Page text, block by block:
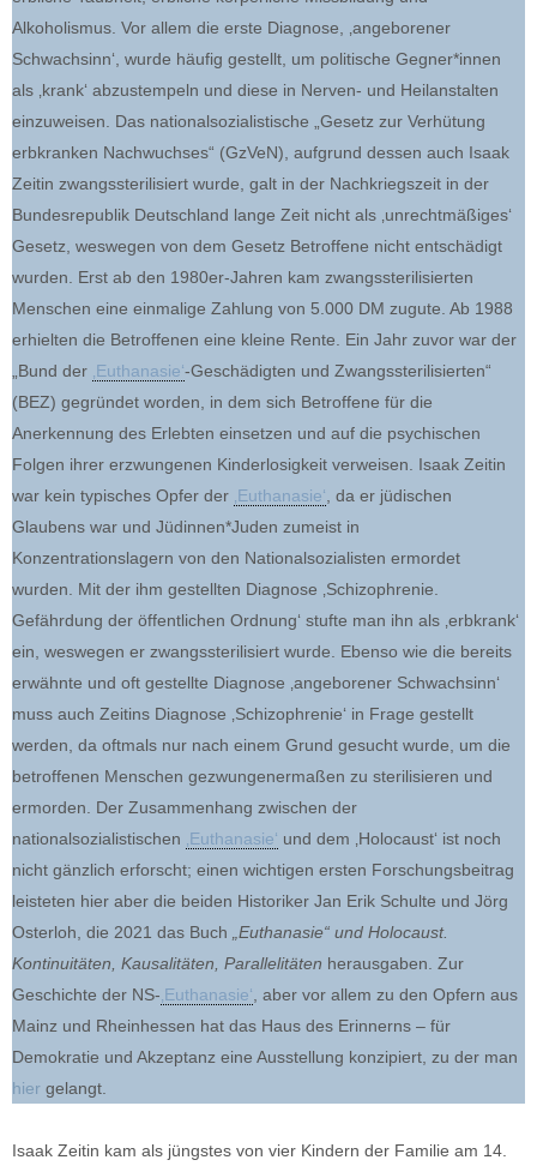
Alkoholismus. Vor allem die erste Diagnose, ‚angeborener
Schwachsinn‘, wurde häufig gestellt, um politische Gegner*innen
als ‚krank‘ abzustempeln und diese in Nerven- und Heilanstalten
einzuweisen. Das nationalsozialistische „Gesetz zur Verhütung
erbkranken Nachwuchses“ (GzVeN), aufgrund dessen auch Isaak
Zeitin zwangssterilisiert wurde, galt in der Nachkriegszeit in der
Bundesrepublik Deutschland lange Zeit nicht als ‚unrechtmäßiges‘
Gesetz, weswegen von dem Gesetz Betroffene nicht entschädigt
wurden. Erst ab den 1980er-Jahren kam zwangssterilisierten
Menschen eine einmalige Zahlung von 5.000 DM zugute. Ab 1988
erhielten die Betroffenen eine kleine Rente. Ein Jahr zuvor war der
„Bund der ‚Euthanasie‘-Geschädigten und Zwangssterilisierten“
(BEZ) gegründet worden, in dem sich Betroffene für die
Anerkennung des Erlebten einsetzen und auf die psychischen
Folgen ihrer erzwungenen Kinderlosigkeit verweisen. Isaak Zeitin
war kein typisches Opfer der ‚Euthanasie‘, da er jüdischen
Glaubens war und Jüdinnen*Juden zumeist in
Konzentrationslagern von den Nationalsozialisten ermordet
wurden. Mit der ihm gestellten Diagnose ‚Schizophrenie.
Gefährdung der öffentlichen Ordnung‘ stufte man ihn als ‚erbkrank‘
ein, weswegen er zwangssterilisiert wurde. Ebenso wie die bereits
erwähnte und oft gestellte Diagnose ‚angeborener Schwachsinn‘
muss auch Zeitins Diagnose ‚Schizophrenie‘ in Frage gestellt
werden, da oftmals nur nach einem Grund gesucht wurde, um die
betroffenen Menschen gezwungenermaßen zu sterilisieren und
ermorden. Der Zusammenhang zwischen der
nationalsozialistischen ‚Euthanasie‘ und dem ‚Holocaust‘ ist noch
nicht gänzlich erforscht; einen wichtigen ersten Forschungsbeitrag
leisteten hier aber die beiden Historiker Jan Erik Schulte und Jörg
Osterloh, die 2021 das Buch „Euthanasie“ und Holocaust.
Kontinuitäten, Kausalitäten, Parallelitäten herausgaben. Zur
Geschichte der NS-‚Euthanasie‘, aber vor allem zu den Opfern aus
Mainz und Rheinhessen hat das Haus des Erinnerns – für
Demokratie und Akzeptanz eine Ausstellung konzipiert, zu der man
hier gelangt.
Isaak Zeitin kam als jüngstes von vier Kindern der Familie am 14.